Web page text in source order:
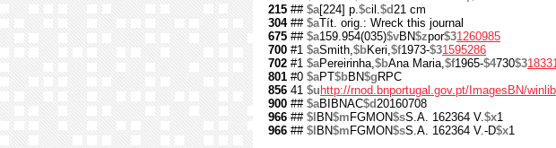
215 ## $a[224] p.$cil.$d21 cm
304## $aTít. orig.: Wreck this journal
675 ## $a159.954(035)$vBN$zpor$31260985
700 #1 $aSmith,$bKeri,$f1973-$31595286
702 #1 $aPereirinha,$bAna Maria,$f1965-$4730$3
801 #0 $aPT$bBN$g RPC
856 41 $u http://rnod.bnportugal.gov.pt/ImagesBN/
900 ## $aBIBNAC$d20160708
966 ## $l BN$m FGMON$sS.A. 162364 V.$x1
966 ## $l BN$m FGMON$sS.A. 162364 V.-D$x1